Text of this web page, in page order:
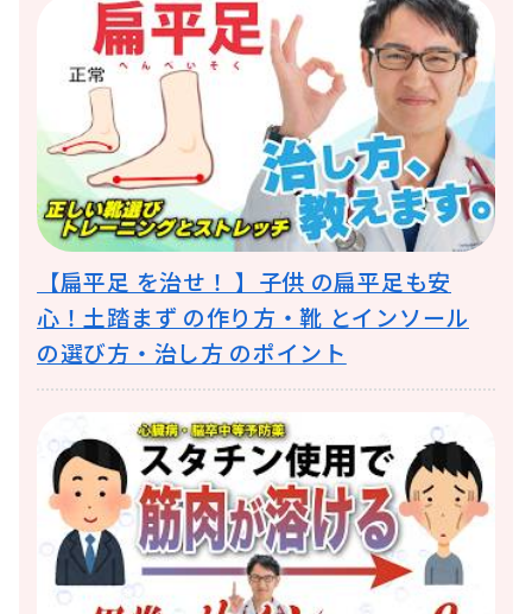
【扁平足 を治せ！ 】子供 の扁平足も安
心！土踏まず の作り方・靴 とインソール
の選び方・治し方 のポイント